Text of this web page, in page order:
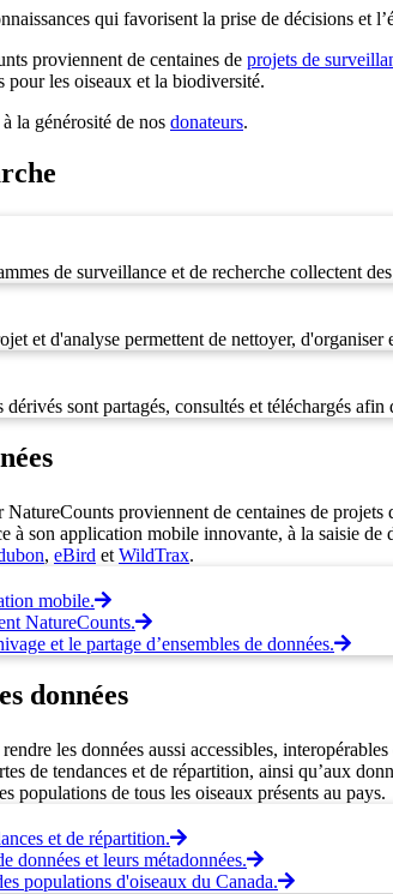
qui favorisent la prise de décisions et
proviennent de centaines de projets de
pour les oiseaux et la biodiversité.
la générosité de nos donateurs.
de surveillance et de recherche collectent
et d'analyse permettent de nettoyer,
dérivés sont partagés, consultés et téléchargés
NatureCounts proviennent de centaines de
à son application mobile innovante, à la saisie
, eBird et WildTrax.
mobile.
NatureCounts.
et le partage d’ensembles de données.
données
les données aussi accessibles,
de tendances et de répartition, ainsi qu’aux
populations de tous les oiseaux présents au pays.
et de répartition.
données et leurs métadonnées.
populations d'oiseaux du Canada.